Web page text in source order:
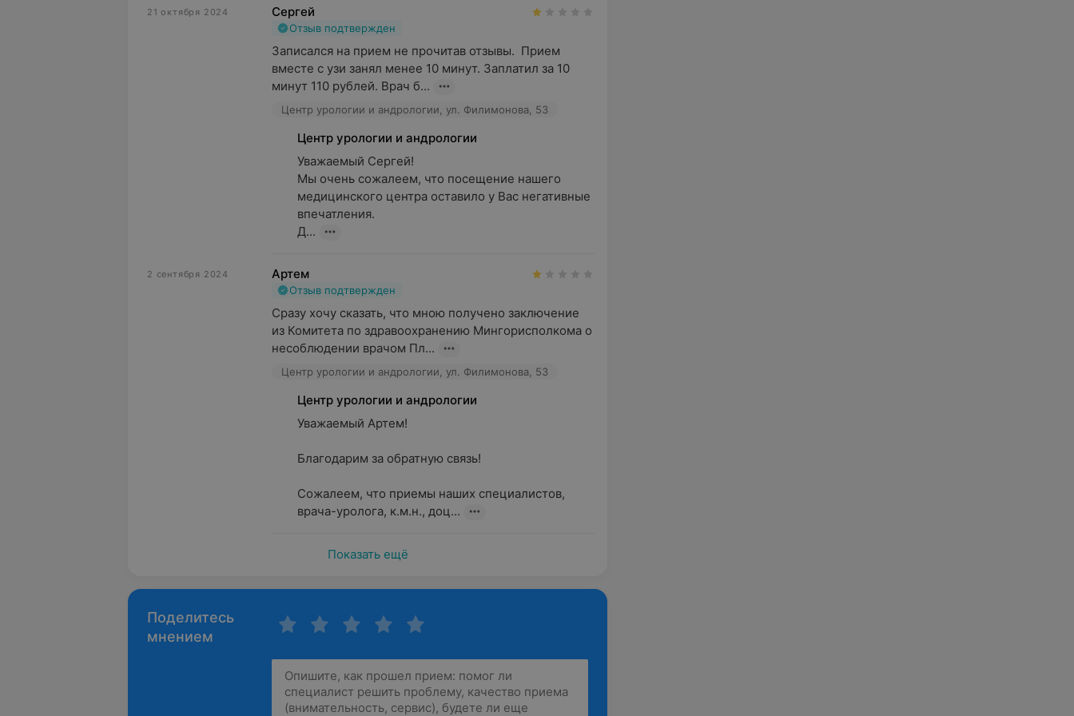
21 октября 2024 Сергей
Отзыв подтвержден
Записался на прием не прочитав отзывы.  Прием
вместе с узи занял менее 10 минут. Заплатил за 10
минут 110 рублей. Врач б...
Центр урологии и андрологии, ул. Филимонова, 53
Центр урологии и андрологии
Уважаемый Сергей!
Мы очень сожалеем, что посещение нашего
медицинского центра оставило у Вас негативные
впечатления.
Д...
2 сентября 2024 Артем
Отзыв подтвержден
Сразу хочу сказать, что мною получено заключение
из Комитета по здравоохранению Мингорисполкома о
несоблюдении врачом Пл...
Центр урологии и андрологии, ул. Филимонова, 53
Центр урологии и андрологии
Уважаемый Артем!
Благодарим за обратную связь!
Сожалеем, что приемы наших специалистов,
врача-уролога, к.м.н., доц...
Показать ещё
Поделитесь
мнением